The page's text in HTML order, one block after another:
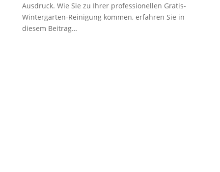
Ausdruck. Wie Sie zu Ihrer professionellen Gratis-
Wintergarten-Reinigung kommen, erfahren Sie in
diesem Beitrag…